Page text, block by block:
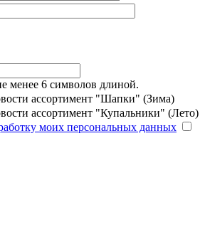
менее 6 символов длиной.
ассортимент "Шапки" (Зима)
ассортимент "Купальники" (Лето)
моих персональных данных